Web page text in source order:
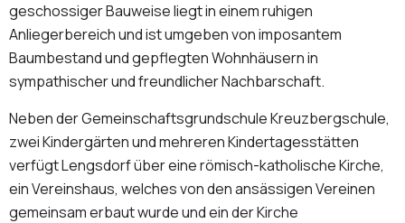
geschossiger Bauweise liegt in einem ruhigen
Anliegerbereich und ist umgeben von imposantem
Baumbestand und gepflegten Wohnhäusern in
sympathischer und freundlicher Nachbarschaft.
Neben der Gemeinschaftsgrundschule Kreuzbergschule,
zwei Kindergärten und mehreren Kindertagesstätten
verfügt Lengsdorf über eine römisch-katholische Kirche,
ein Vereinshaus, welches von den ansässigen Vereinen
gemeinsam erbaut wurde und ein der Kirche